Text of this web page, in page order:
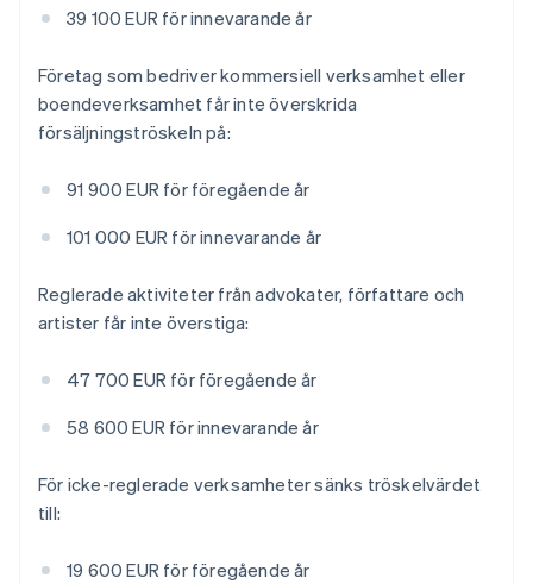
39 100 EUR för innevarande år
Företag som bedriver kommersiell verksamhet eller
boendeverksamhet får inte överskrida
försäljningströskeln på:
91 900 EUR för föregående år
101 000 EUR för innevarande år
Reglerade aktiviteter från advokater, författare och
artister får inte överstiga:
47 700 EUR för föregående år
58 600 EUR för innevarande år
För icke-reglerade verksamheter sänks tröskelvärdet
till:
19 600 EUR för föregående år